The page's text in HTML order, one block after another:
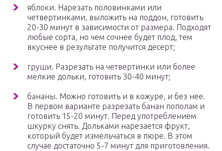
яблоки. Нарезать половинками или
четвертинками, выложить на поддон, готовить
20-30 минут в зависимости от размера. Подходят
любые сорта, но чем сочнее будет плод, тем
вкуснее в результате получится десерт;
груши. Разрезать на четвертинки или более
мелкие дольки, готовить 30-40 минут;
бананы. Можно готовить и в кожуре, и без нее.
В первом варианте разрезать банан пополам и
готовить 15-20 минут. Перед употреблением
шкурку снять. Дольками нарезается фрукт,
который будет измельчаться в пюре. В этом
случае достаточно 5-7 минут для приготовления.